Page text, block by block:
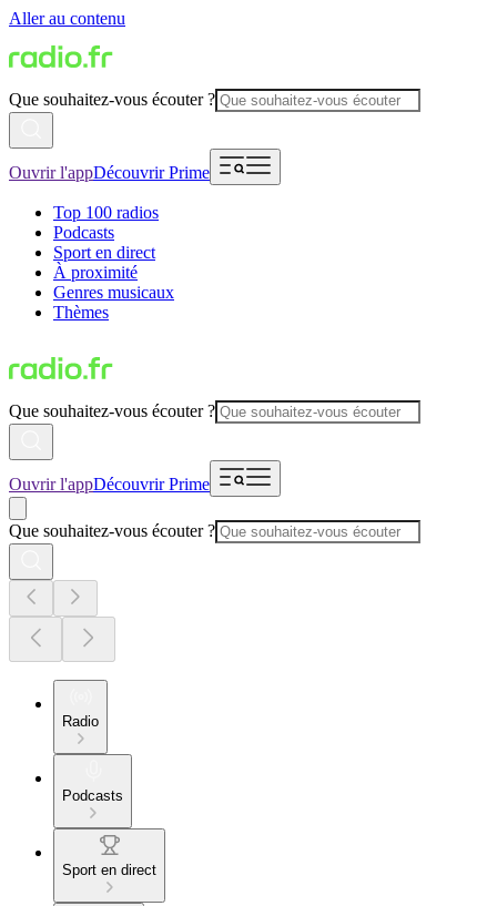
Aller au contenu
Que souhaitez-vous écouter ?
Ouvrir l'appDécouvrir Prime
Top 100 radios
Podcasts
Sport en direct
À proximité
Genres musicaux
Thèmes
Que souhaitez-vous écouter ?
Ouvrir l'appDécouvrir Prime
Que souhaitez-vous écouter ?
Radio
Podcasts
Sport en direct